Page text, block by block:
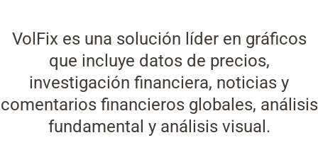
VolFix es una solución líder en gráficos
que incluye datos de precios,
investigación financiera, noticias y
comentarios financieros globales, análisis
fundamental y análisis visual.